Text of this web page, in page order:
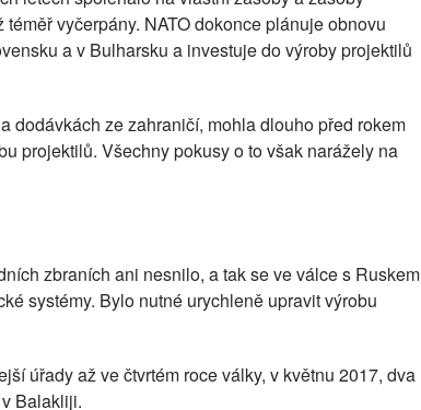
vyčerpány. NATO dokonce plánuje obnovu
a v Bulharsku a investuje do výroby projektilů
dodávkách ze zahraničí, mohla dlouho před rokem
projektilů. Všechny pokusy o to však narážely na
zbraních ani nesnilo, a tak se ve válce s Ruskem
systémy. Bylo nutné urychleně upravit výrobu
úřady až ve čtvrtém roce války, v květnu 2017, dva
Balakliji.